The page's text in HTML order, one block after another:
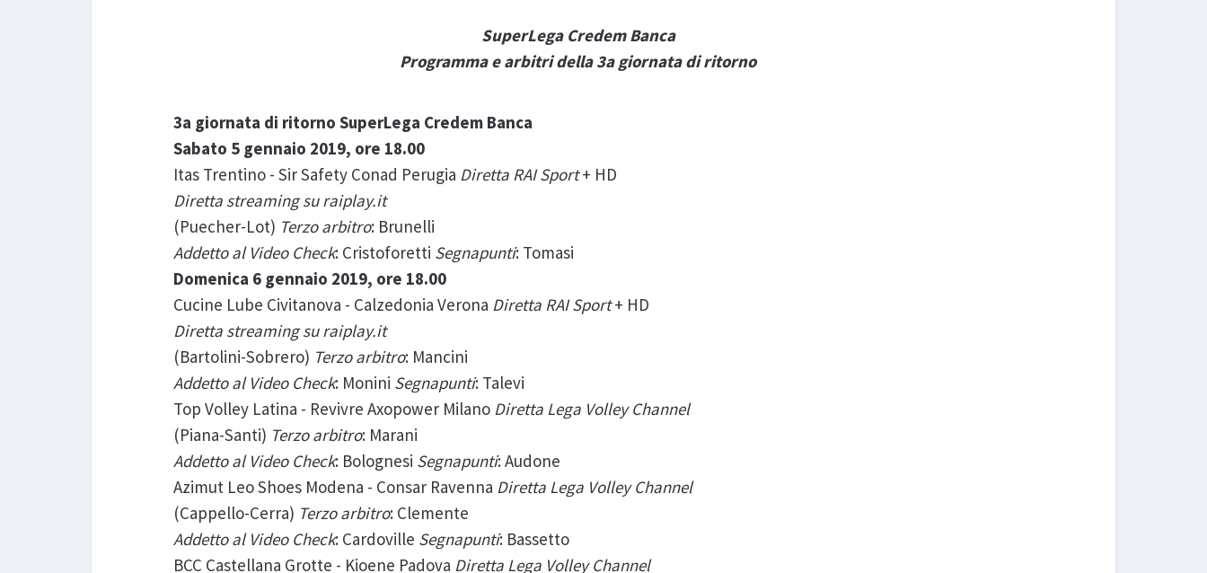
SuperLega Credem Banca
Programma e arbitri della 3a giornata di ritorno
3a giornata di ritorno SuperLega Credem Banca
Sabato 5 gennaio 2019, ore 18.00
Itas Trentino - Sir Safety Conad Perugia Diretta RAI Sport+ HD
Diretta streaming su raiplay.it
(Puecher-Lot) Terzo arbitro: Brunelli
Addetto al Video Check: Cristoforetti Segnapunti: Tomasi
Domenica 6 gennaio 2019, ore 18.00
Cucine Lube Civitanova - Calzedonia Verona Diretta RAI Sport+ HD
Diretta streaming su raiplay.it
(Bartolini-Sobrero) Terzo arbitro: Mancini
Addetto al Video Check: Monini Segnapunti: Talevi
Top Volley Latina - Revivre Axopower Milano Diretta Lega Volley Channel
(Piana-Santi) Terzo arbitro: Marani
Addetto al Video Check: Bolognesi Segnapunti: Audone
Azimut Leo Shoes Modena - Consar Ravenna Diretta Lega Volley Channel
(Cappello-Cerra) Terzo arbitro: Clemente
Addetto al Video Check: Cardoville Segnapunti: Bassetto
BCC Castellana Grotte - Kioene Padova Diretta Lega Volley Channel